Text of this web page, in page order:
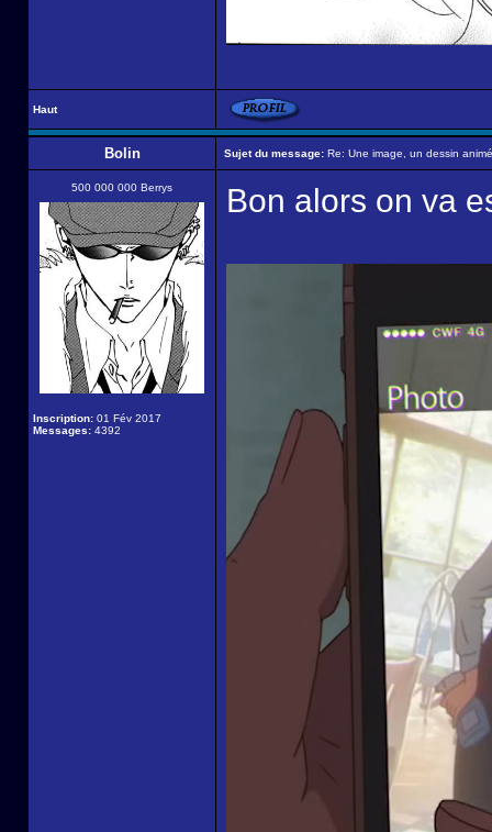
Haut
Bolin Sujet du message: Re: Une image, un dessin
500 000 000 Berrys
Inscription: 01 Fév 2017
Messages: 4392
Bon alors on va